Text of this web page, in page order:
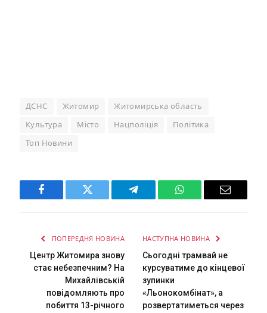
ДСНС Житомир Житомирська область
Культура Місто Нацполіція Політика
Топ Новини
Facebook Twitter Telegram WhatsAppEmail
ПОПЕРЕДНЯ НОВИНА
Центр Житомира знову
стає небезпечним? На
Михайлівській
повідомляють про
побиття 13-річного
НАСТУПНА НОВИНА
Сьогодні трамвай не
курсуватиме до кінцевої
зупинки
«Льонокомбінат», а
розвертатиметься через